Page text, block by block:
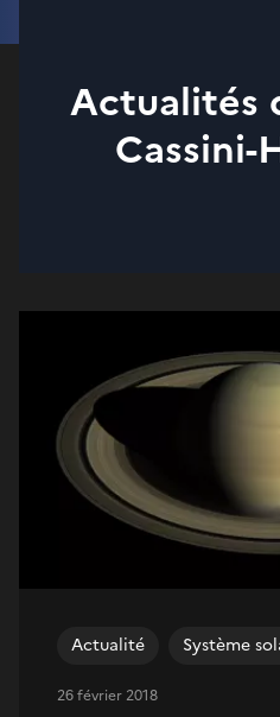
Actualités
Cassini-
Actualité Système
26 février 2018